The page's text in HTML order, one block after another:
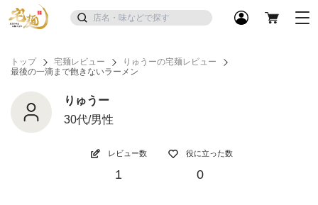
トップ 宅麺レビュー
りゅうーの宅麺レビュー
最後の一滴まで飽きないラーメン
りゅうー
30代/男性
レビュー数
1
役に立った数
0